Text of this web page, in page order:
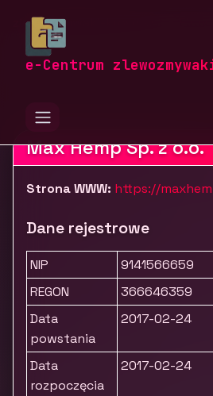
e-Centrum
zlewozmywaki-krosch.pl
Leki, suplementy i art.
Max Hemp - olejki konopne
Max Hemp Sp. z o.o.
Strona WWW: https://
Dane rejestrowe
NIP
9141566659
REGON
366646359
Data
powstania
2017-02-24
Data
rozpoczęcia
2017-02-24